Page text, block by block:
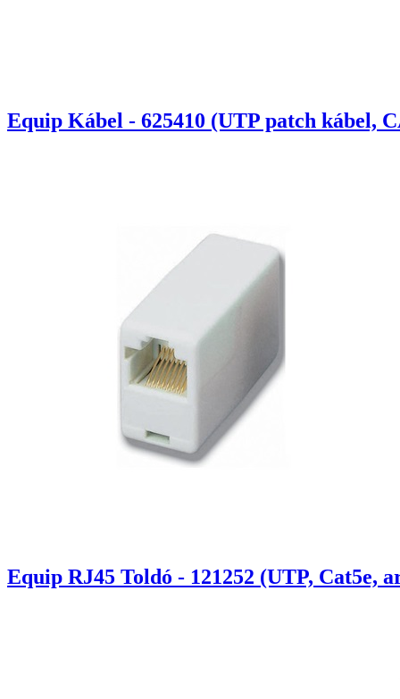
Equip Kábel - 625410 (UTP patch kábel,
Equip RJ45 Toldó - 121252 (UTP, Cat5e,